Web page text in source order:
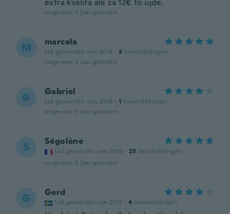
extra kvalita ale za 12€ to ujde.
ongeveer 5 jaar geleden
M marcela
Lid geworden van 2018 · 3 beoordelingen
ongeveer 5 jaar geleden
G Gabriel
Lid geworden van 2018 · 1 beoordelingen
ongeveer 5 jaar geleden
S Ségolène
Lid geworden van 2016 · 25 beoordelingen
ongeveer 5 jaar geleden
G Gerd
Lid geworden van 2017 · 4 beoordelingen